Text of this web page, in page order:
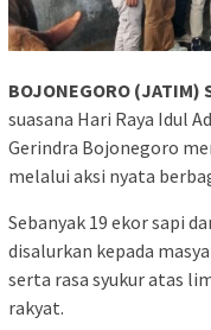
BOJONEGORO (JATIM)
suasana Hari Raya Idul
Gerindra Bojonegoro
melalui aksi nyata
Sebanyak 19 ekor sapi
disalurkan kepada
serta rasa syukur atas
rakyat.